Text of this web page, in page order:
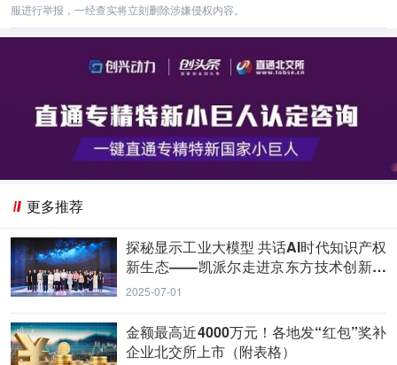
服进行举报，一经查实将立刻删除涉嫌侵权内容。
更多推荐
探秘显示工业大模型 共话AI时代知识产权
新生态——凯派尔走进京东方技术创新中
心
2025-07-01
金额最高近4000万元！各地发“红包”奖补
企业北交所上市（附表格）